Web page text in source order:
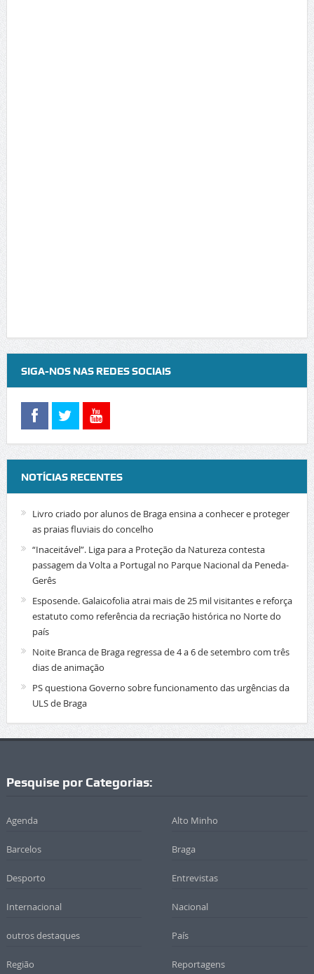
SIGA-NOS NAS REDES SOCIAIS
NOTÍCIAS RECENTES
Livro criado por alunos de Braga ensina a conhecer e proteger
as praias fluviais do concelho
“Inaceitável”. Liga para a Proteção da Natureza contesta
passagem da Volta a Portugal no Parque Nacional da Peneda-
Gerês
Esposende. Galaicofolia atrai mais de 25 mil visitantes e reforça
estatuto como referência da recriação histórica no Norte do
país
Noite Branca de Braga regressa de 4 a 6 de setembro com três
dias de animação
PS questiona Governo sobre funcionamento das urgências da
ULS de Braga
Pesquise por Categorias:
Agenda Alto Minho
Barcelos Braga
Desporto Entrevistas
Internacional Nacional
outros destaques País
Região Reportagens